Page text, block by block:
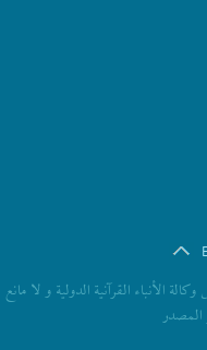
الأنباء القرآنیة الدولیة و لا مانع